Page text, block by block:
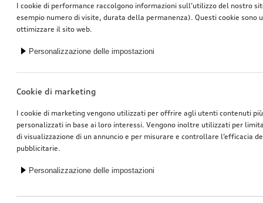
I cookie di performance raccolgono informazioni sull’utilizzo del nostro
esempio numero di visite, durata della permanenza). Questi cookie sono
ottimizzare il sito web.
Personalizzazione delle impostazioni
Cookie di marketing
I cookie di marketing vengono utilizzati per offrire agli utenti contenuti
personalizzati in base ai loro interessi. Vengono inoltre utilizzati per
di visualizzazione di un annuncio e per misurare e controllare l’efficacia
pubblicitarie.
Personalizzazione delle impostazioni